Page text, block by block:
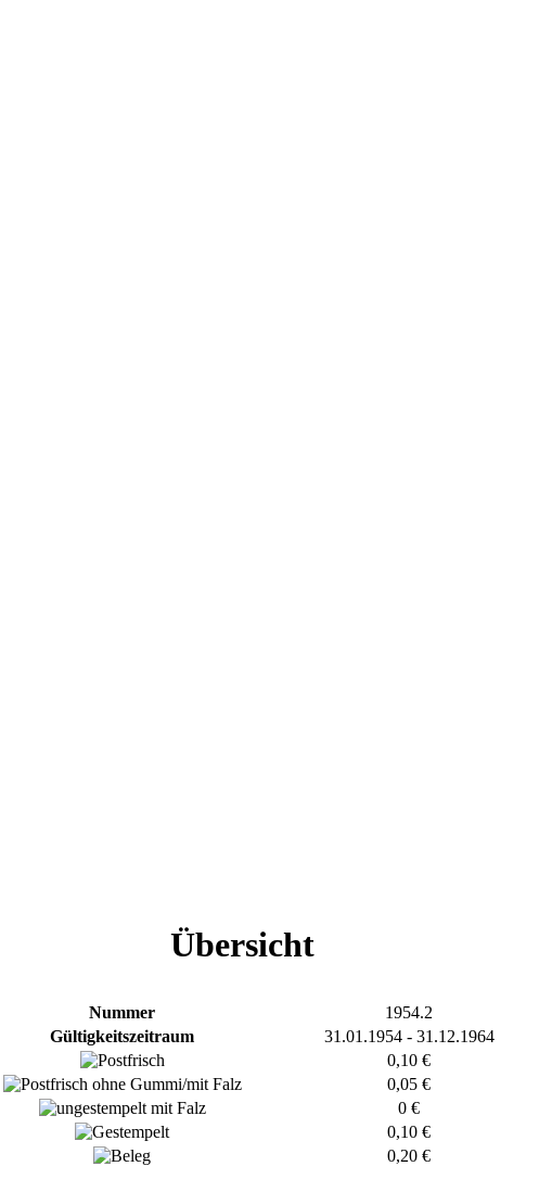
Übersicht
Nummer
1954.2
Gültigkeitszeitraum
31.01.1954 - 31.12.1964
0,10 €
0,05 €
0 €
0,10 €
0,20 €